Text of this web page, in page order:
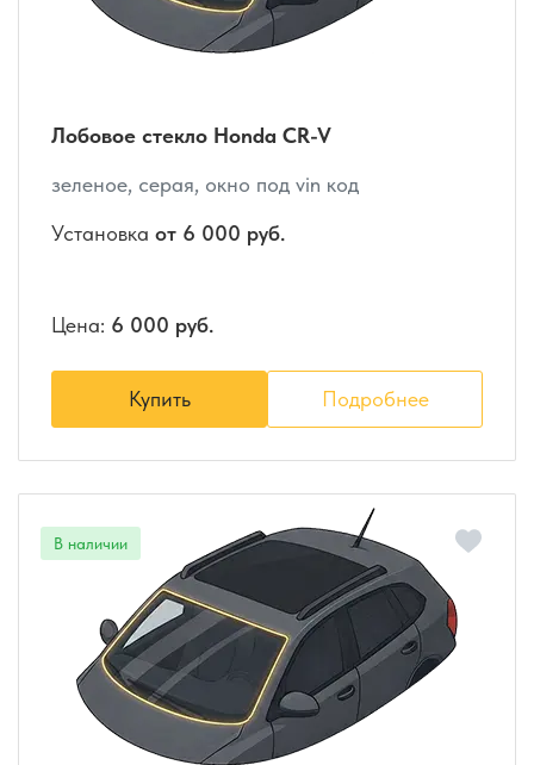
Лобовое стекло Honda CR-V
зеленое, серая, окно под vin код
Установка от 6 000 руб.
Цена: 6 000 руб.
Купить Подробнее